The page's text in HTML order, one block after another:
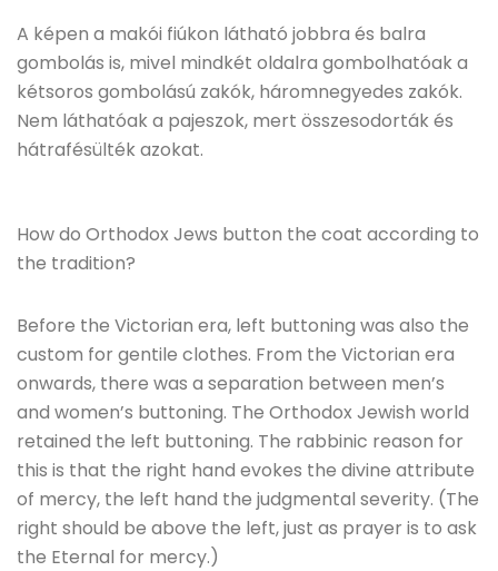
A képen a makói fiúkon látható jobbra és balra
gombolás is, mivel mindkét oldalra gombolhatóak a
kétsoros gombolású zakók, háromnegyedes zakók.
Nem láthatóak a pajeszok, mert összesodorták és
hátrafésülték azokat.
How do Orthodox Jews button the coat according to
the tradition?
Before the Victorian era, left buttoning was also the
custom for gentile clothes. From the Victorian era
onwards, there was a separation between men’s
and women’s buttoning. The Orthodox Jewish world
retained the left buttoning. The rabbinic reason for
this is that the right hand evokes the divine attribute
of mercy, the left hand the judgmental severity. (The
right should be above the left, just as prayer is to ask
the Eternal for mercy.)